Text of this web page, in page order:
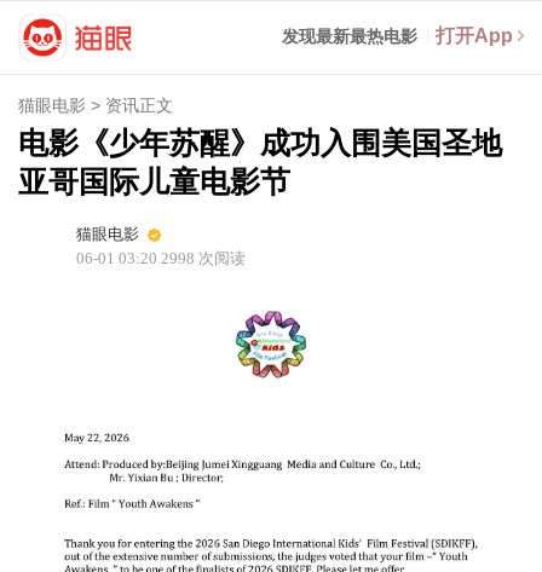
发现最新最热电影 打开App
猫眼电影 > 资讯正文
电影《少年苏醒》成功入围美国圣地
亚哥国际儿童电影节
猫眼电影
06-01 03:20 2998 次阅读